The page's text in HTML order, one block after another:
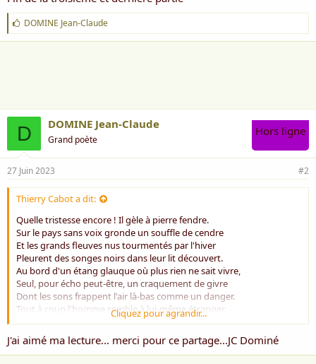
J
'
a
DOMINE Jean-Claude
D DOMINE Jean-Claude
Grand poète
Hors ligne
27 Juin 2023 #2
Thierry Cabot a dit:
Quelle tristesse encore ! Il gèle à pierre fendre.
Sur le pays sans voix gronde un souffle de cendre
Et les grands fleuves nus tourmentés par l'hiver
Pleurent des songes noirs dans leur lit découvert.
Au bord d'un étang glauque où plus rien ne sait vivre,
Seul, pour écho peut-être, un craquement de givre
Dont les sons frappent l'air là-bas comme un danger.
Tout à coup l'homme semble à lui-même étranger.
Mais non ; il en est un, coiffé d'écume grise,
Cheminant sous l'extrême assaut fou de la bise,
Qui, malgré le chaos, la froidure et le vent,
Porte, cachée au coeur, la flamme du vivant.
Cliquez pour agrandir...
J'ai aimé ma lecture... merci pour ce partage...JC Dominé